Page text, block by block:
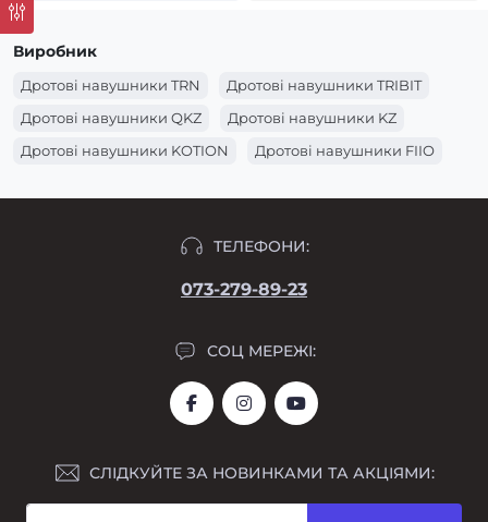
Виробник
Дротові навушники TRN
Дротові навушники TRIBIT
Дротові навушники QKZ
Дротові навушники KZ
Дротові навушники KOTION
Дротові навушники FIIO
ТЕЛЕФОНИ:
073-279-89-23
СОЦ МЕРЕЖІ:
СЛІДКУЙТЕ ЗА НОВИНКАМИ ТА АКЦІЯМИ: